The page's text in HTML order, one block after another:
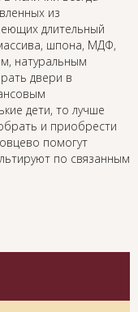
из
длительный
шпона, МДФ,
натуральным
двери в
дети, то лучше
и приобрести
помогут
по связанным